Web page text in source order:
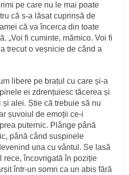
pe care nu le mai poate
că s‑a lăsat cuprinsă de
că va încerca din toate
„Voi fi cuminte, mămico. Voi fi
trecut o veșnicie de când a
libere pe brațul cu care și‑a
ei zdrențuiesc tăcerea și
alei. Știe că trebuie să nu
șuvoiul de emoții ce‑i
puternic. Plânge până
până când suspinele
una cu vântul. Se lasă
rece, încovrigată în poziție
într‑un somn ca un abis fără